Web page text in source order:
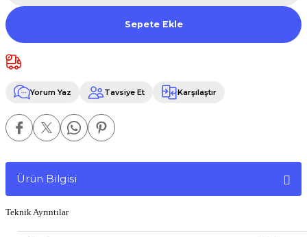
Sepete Ekle
Yorum Yaz Tavsiye Et Karşılaştır
Ürün Bilgisi
Teknik Ayrıntılar